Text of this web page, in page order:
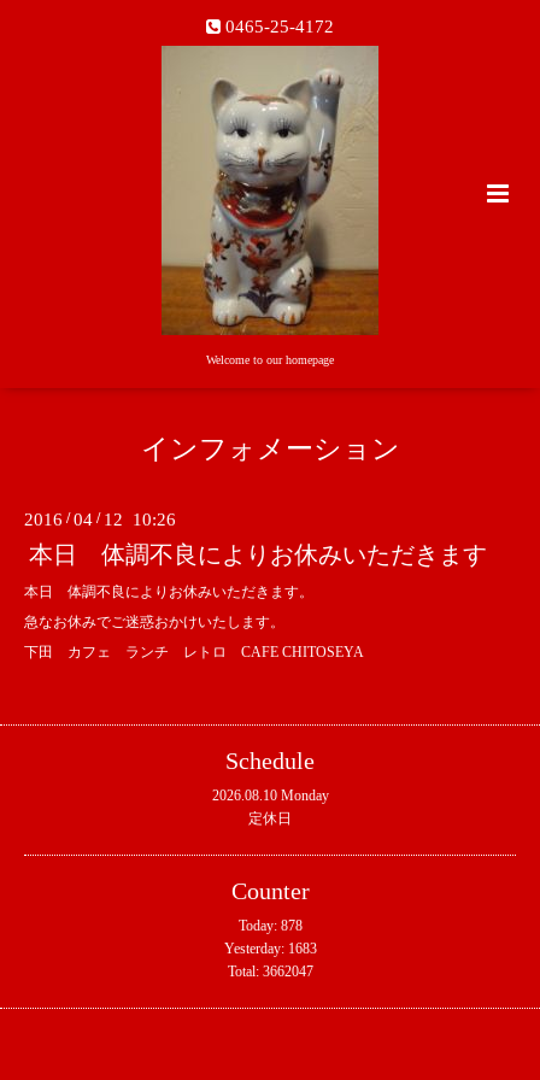
0465-25-4172
Welcome to our homepage
インフォメーション
2016 /04 / 12 10:26
本日 体調不良によりお休みいただきます
本日 体調不良によりお休みいただきます。
急なお休みでご迷惑おかけいたします。
下田 カフェ ランチ レトロ CAFE CHITOSEYA
Schedule
2026.08.10 Monday
定休日
Counter
Today: 878
Yesterday: 1683
Total: 3662047